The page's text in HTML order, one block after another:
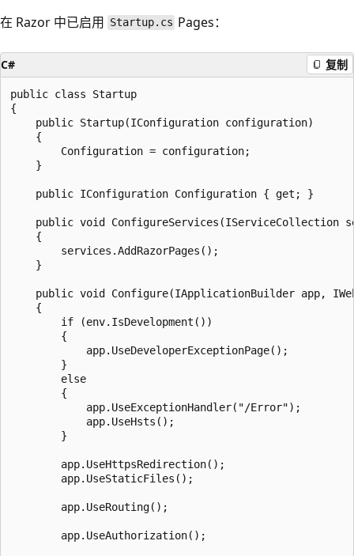
在 Razor 中已启用 Startup.cs Pages：
C# 复制
public class Startup
{
    public Startup(IConfiguration configuration)
    {
        Configuration = configuration;
    }
    public IConfiguration Configuration { get; }
public void ConfigureServices(IServiceCollection
    {
        services.AddRazorPages();
    }
public void Configure(IApplicationBuilder app,
    {
        if (env.IsDevelopment())
        {
            app.UseDeveloperExceptionPage();
        }
        else
        {
            app.UseExceptionHandler("/Error");
            app.UseHsts();
        }
        app.UseHttpsRedirection();
        app.UseStaticFiles();
        app.UseRouting();
        app.UseAuthorization();